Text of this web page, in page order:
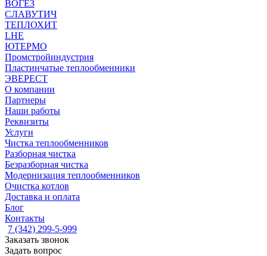
ВОГЕЗ
СЛАВУТИЧ
ТЕПЛОХИТ
LHE
ЮТЕРМО
Промстройиндустрия
Пластинчатые теплообменники
ЭВЕРЕСТ
О компании
Партнеры
Наши работы
Реквизиты
Услуги
Чистка теплообменников
Разборная чистка
Безразборная чистка
Модернизация теплообменников
Очистка котлов
Доставка и оплата
Блог
Контакты
7 (342) 299-5-999
Заказать звонок
Задать вопрос